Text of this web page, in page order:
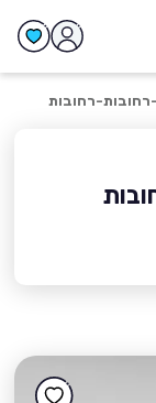
רחובות
קאר 1988 רחובות